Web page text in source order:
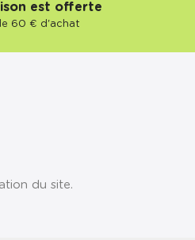
est offerte
60 € d'achat
du site.